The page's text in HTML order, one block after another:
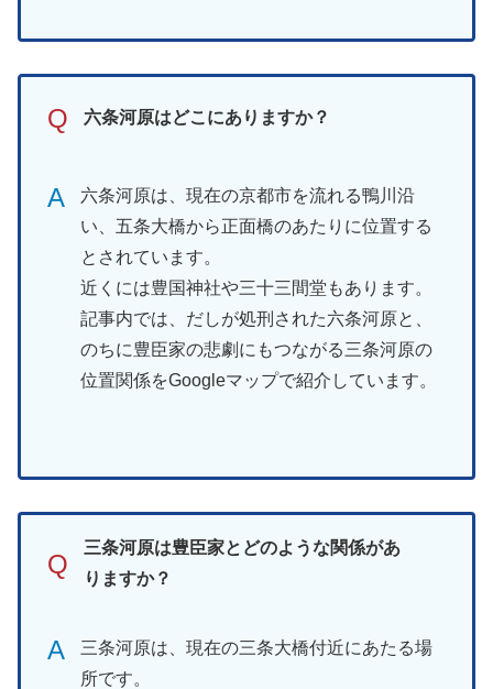
Q 六条河原はどこにありますか？
A
六条河原は、現在の京都市を流れる鴨川沿
い、五条大橋から正面橋のあたりに位置する
とされています。
近くには豊国神社や三十三間堂もあります。
記事内では、だしが処刑された六条河原と、
のちに豊臣家の悲劇にもつながる三条河原の
位置関係をGoogleマップで紹介しています。
Q
三条河原は豊臣家とどのような関係があ
りますか？
A
三条河原は、現在の三条大橋付近にあたる場
所です。